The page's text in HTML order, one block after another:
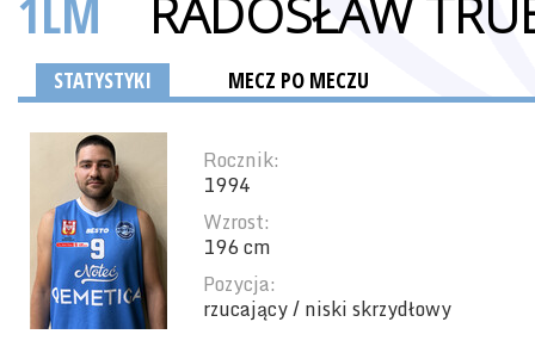
1LM RADOSŁAW
STATYSTYKI MECZ PO MECZU
Rocznik:
1994
Wzrost:
196 cm
Pozycja:
rzucający / niski skrzydłowy